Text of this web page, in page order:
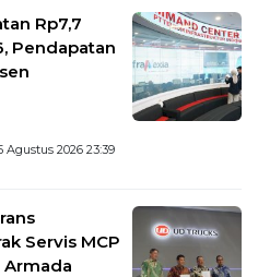
Rp7,7
Pendapatan
Agustus 2026 23:39
Servis MCP